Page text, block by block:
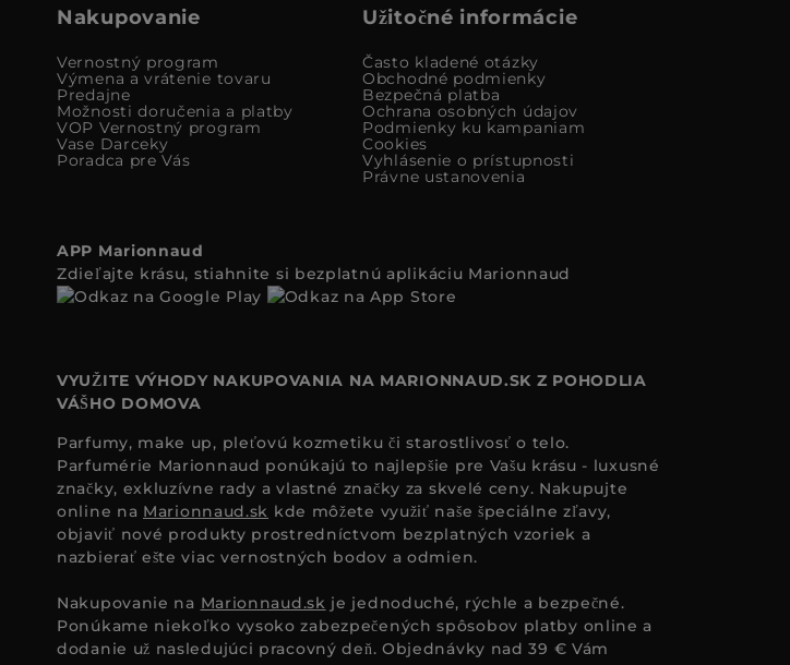
Nakupovanie
Vernostný program
Výmena a vrátenie tovaru
Predajne
Možnosti doručenia a platby
VOP Vernostný program
Vase Darceky
Poradca pre Vás
Užitočné informácie
Často kladené otázky
Obchodné podmienky
Bezpečná platba
Ochrana osobných údajov
Podmienky ku kampaniam
Cookies
Vyhlásenie o prístupnosti
Právne ustanovenia
APP Marionnaud
Zdieľajte krásu, stiahnite si bezplatnú aplikáciu Marionnaud
VYUŽITE VÝHODY NAKUPOVANIA NA MARIONNAUD.SK Z POHODLIA
VÁŠHO DOMOVA
Parfumy, make up, pleťovú kozmetiku či starostlivosť o telo.
Parfumérie Marionnaud ponúkajú to najlepšie pre Vašu krásu - luxusné
značky, exkluzívne rady a vlastné značky za skvelé ceny. Nakupujte
online na Marionnaud.sk kde môžete využiť naše špeciálne zľavy,
objaviť nové produkty prostredníctvom bezplatných vzoriek a
nazbierať ešte viac vernostných bodov a odmien.
Nakupovanie na Marionnaud.sk je jednoduché, rýchle a bezpečné.
Ponúkame niekoľko vysoko zabezpečených spôsobov platby online a
dodanie už nasledujúci pracovný deň. Objednávky nad 39 € Vám